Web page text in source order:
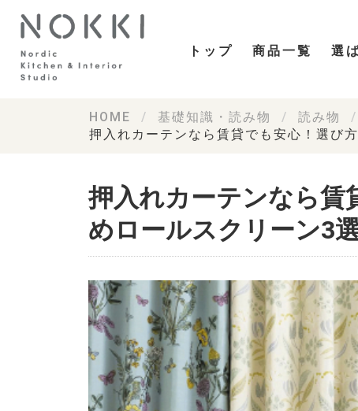
トップ 商品一覧 選
HOME 基礎知識・読み物 読み物
押入れカーテンなら賃貸でも安心！選び
押入れカーテンなら賃
めロールスクリーン3